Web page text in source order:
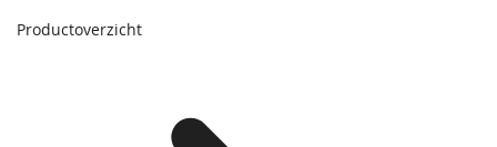
Productoverzicht